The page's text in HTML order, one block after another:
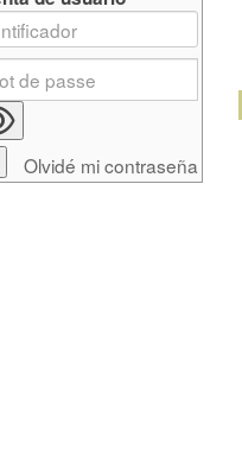
Olvidé mi contraseña